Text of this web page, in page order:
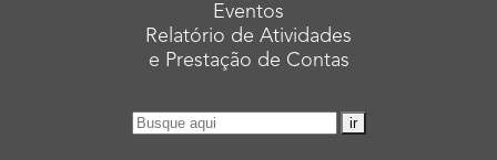
Eventos
Relatório de Atividades
e Prestação de Contas